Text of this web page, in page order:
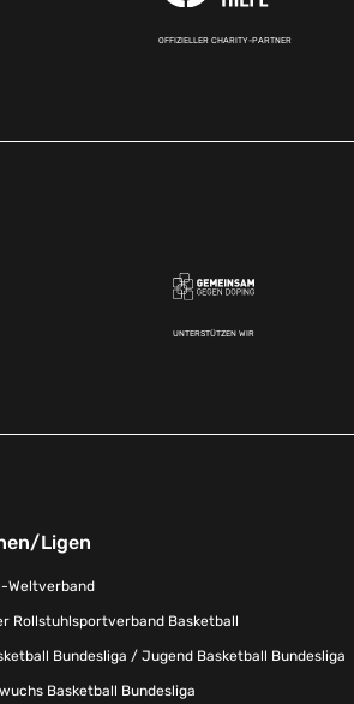
OFFIZIELLER CHARITY-PARTNER
UNTERSTÜTZEN WIR
Ligen
Weltverband
Rollstuhlsportverband Basketball
Bundesliga / Jugend Basketball Bundesliga
Basketball Bundesliga